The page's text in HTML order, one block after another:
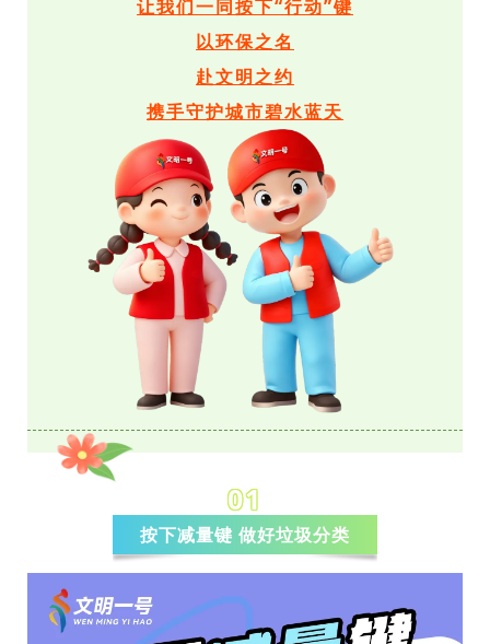
让我们一同按下“行动”键
以环保之名
赴文明之约
携手守护城市碧水蓝天
01
按下减量键 做好垃圾分类